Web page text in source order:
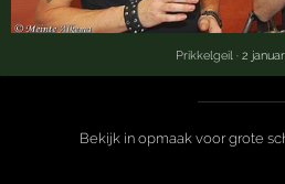
Prikkelgeil · 2
Bekijk in opmaak voor grote